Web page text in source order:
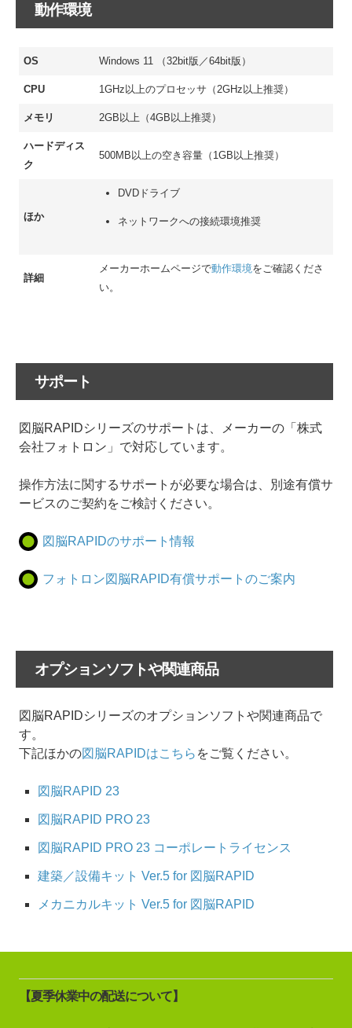
動作環境
OS Windows 11 （32bit版／64bit版）
CPU 1GHz以上のプロセッサ（2GHz以上推奨）
メモリ 2GB以上（4GB以上推奨）
ハードディス
ク
500MB以上の空き容量（1GB以上推奨）
ほか
DVDドライブ
ネットワークへの接続環境推奨
詳細
メーカーホームページで動作環境をご確認くださ
い。
サポート
図脳RAPIDシリーズのサポートは、メーカーの「株式
会社フォトロン」で対応しています。
操作方法に関するサポートが必要な場合は、別途有償サ
ービスのご契約をご検討ください。
図脳RAPIDのサポート情報
フォトロン図脳RAPID有償サポートのご案内
オプションソフトや関連商品
図脳RAPIDシリーズのオプションソフトや関連商品で
す。
下記ほかの図脳RAPIDはこちら をご覧ください。
図脳RAPID 23
図脳RAPID PRO 23
図脳RAPID PRO 23 コーポレートライセンス
建築／設備キット Ver.5 for 図脳RAPID
メカニカルキット Ver.5 for 図脳RAPID
【夏季休業中の配送について】